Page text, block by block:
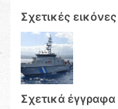
Σχετικές εικόνες
Σχετικά έγγραφα